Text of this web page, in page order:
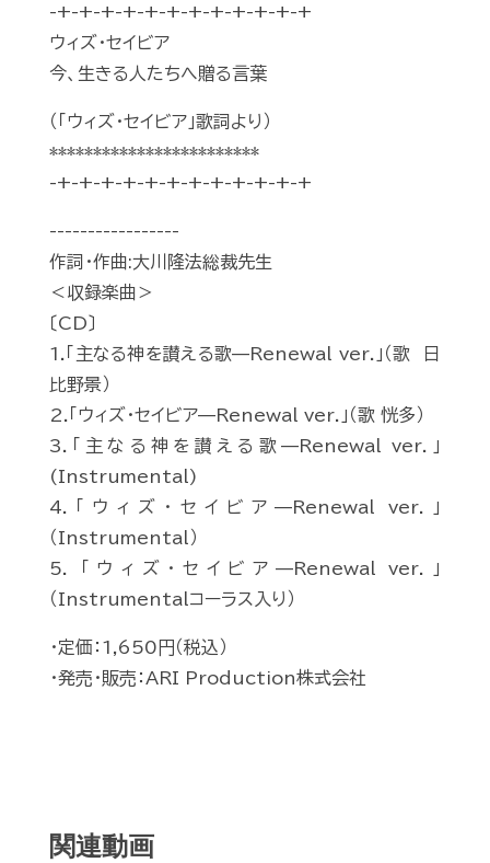
-+-+-+-+-+-+-+-+-+-+-+-+
ウィズ・セイビア
今、生きる人たちへ贈る言葉
（「ウィズ・セイビア」歌詞より）
************************
-+-+-+-+-+-+-+-+-+-+-+-+
-----------------
作詞・作曲:大川隆法総裁先生
＜収録楽曲＞
〔CD〕
1.「主なる神を讃える歌—Renewal ver.」（歌 日
比野景）
2.「ウィズ・セイビア—Renewal ver.」（歌 恍多）
3.「主なる神を讃える歌—Renewal ver.」
(Instrumental)
4.「ウィズ・セイビア—Renewal ver.」
（Instrumental）
5. 「ウィズ・セイビア—Renewal ver.」
（Instrumentalコーラス入り）
・定価：1,650円（税込）
・発売・販売：ARI Production株式会社
関連動画